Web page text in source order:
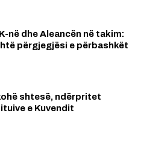
në dhe Aleancën në takim:
përgjegjësi e përbashkët
shtesë, ndërpritet
e Kuvendit